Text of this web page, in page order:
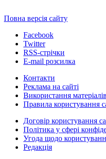
Повна версія сайту
Facebook
Twitter
RSS-стрічки
E-mail розсилка
Контакти
Реклама на сайті
Використання
Правила користування
Договір користування
Політика у сфері
Угода щодо
Редакція